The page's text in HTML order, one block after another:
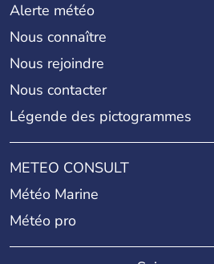
Alerte météo
Nous connaître
Nous rejoindre
Nous contacter
Légende des pictogrammes
METEO CONSULT
Météo Marine
Météo pro